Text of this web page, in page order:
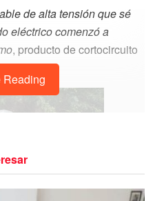
de alta tensión que sé
eléctrico comenzó a
, producto de cortocircuito